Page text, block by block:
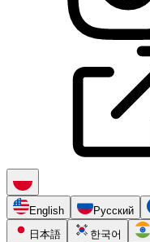
English Русский
日本語
한국어